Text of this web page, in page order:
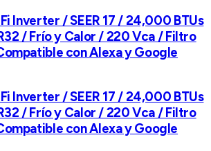
Inverter / SEER 17 / 24,000 BTUs
/ Frío y Calor / 220 Vca / Filtro
con Alexa y Google
Inverter / SEER 17 / 24,000 BTUs
/ Frío y Calor / 220 Vca / Filtro
con Alexa y Google